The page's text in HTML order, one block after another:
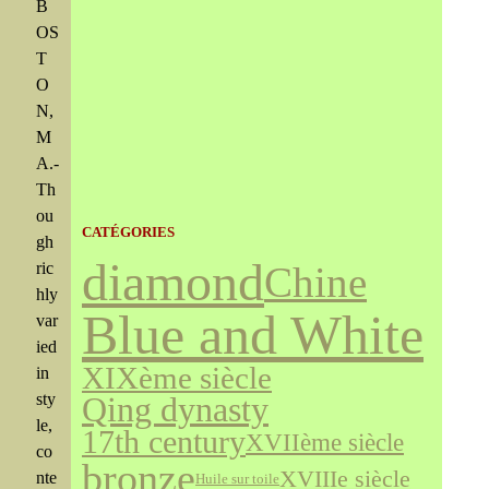
B
OS
T
O
N,
M
A.-
Th
ou
gh
ric
hly
var
ied
in
sty
le,
co
nte
CATÉGORIES
diamondChine
Blue and White
XIXème siècle
Qing dynasty
17th centuryXVIIème siècle
bronzeHuile sur toileXVIIIe siècle